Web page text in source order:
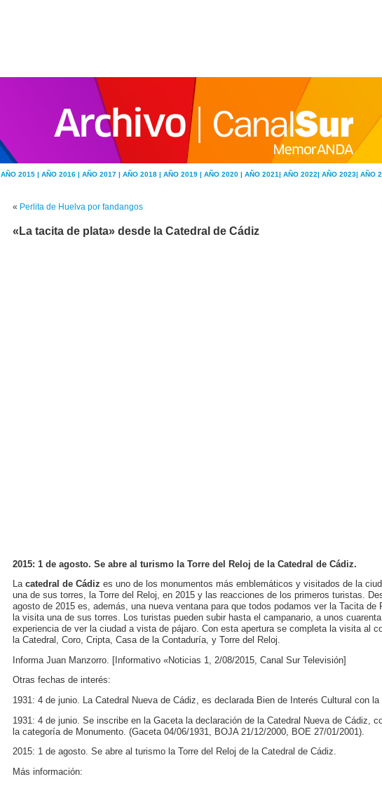
AÑO 2015 | AÑO 2016 | AÑO 2017 | AÑO 2018 | AÑO 2019 | AÑO 2020 | AÑO 2021| AÑO 2022| AÑO 2023| AÑO
« Perlita de Huelva por fandangos
«La tacita de plata» desde la Catedral de Cádiz
2015: 1 de agosto. Se abre al turismo la Torre del Reloj de la Catedral de Cádiz.
Lacatedral de Cádiz es uno de los monumentos más emblemáticos y visitados de la
una de sus torres, la Torre del Reloj, en 2015 y las reacciones de los primeros turistas.
agosto de 2015 es, además, una nueva ventana para que todos podamos ver la Tacita de
la visita una de sus torres. Los turistas pueden subir hasta el campanario, a unos
experiencia de ver la ciudad a vista de pájaro. Con esta apertura se completa la visita al
la Catedral, Coro, Cripta, Casa de la Contaduría, y Torre del Reloj.
Informa Juan Manzorro. [Informativo «Noticias 1, 2/08/2015, Canal Sur Televisión]
Otras fechas de interés:
1931: 4 de junio. La Catedral Nueva de Cádiz, es declarada Bien de Interés Cultural con
1931: 4 de junio. Se inscribe en la Gaceta la declaración de la Catedral Nueva de Cádiz,
la categoría de Monumento. (Gaceta 04/06/1931, BOJA 21/12/2000, BOE 27/01/2001).
2015: 1 de agosto. Se abre al turismo la Torre del Reloj de la Catedral de Cádiz.
Más información: